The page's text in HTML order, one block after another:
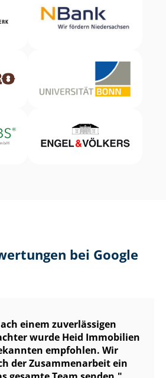
bei Google
einem zuverlässigen
wurde Heid Immobilien
empfohlen. Wir
der Zusammenarbeit ein